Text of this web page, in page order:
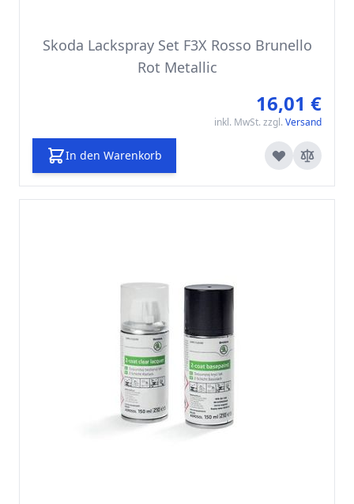
Skoda Lackspray Set F3X Rosso Brunello
Rot Metallic
16,01 €
inkl. MwSt. zzgl. Versand
In den Warenkorb